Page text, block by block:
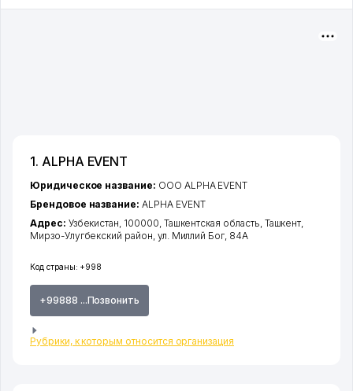
1. ALPHA EVENT
Код страны: +998
+99888 ...Позвонить
Рубрики, к которым относится организация
Юридическое название: OOO ALPHA EVENT
Брендовое название: ALPHA EVENT
Адрес: Узбекистан, 100000, Ташкентская область, Ташкент,
Мирзо-Улугбекский район, ул. Миллий Бог, 84А